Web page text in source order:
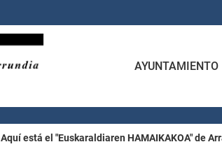
AYUNTAMIENTO
Aquí está el "Euskaraldiaren HAMAIKAKOA" de